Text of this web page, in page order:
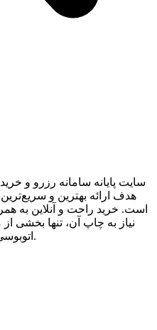
سایت پایانه سامانه رزرو و
هدف ارائه بهترین و
است. خرید راحت و آنلاین به
نیاز به چاپ آن، تنها بخشی
اتوبوسی از سال ۷۳ تا به امروز بوده است.